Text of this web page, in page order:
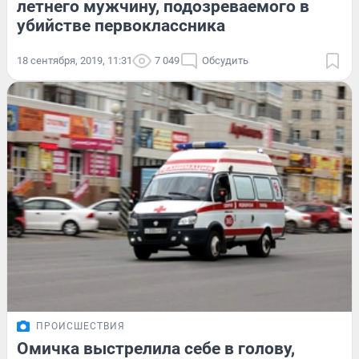
летнего мужчину, подозреваемого в
убийстве первоклассника
18 сентября, 2019, 11:31 7 049 Обсудить
ПРОИСШЕСТВИЯ
Омичка выстрелила себе в голову,